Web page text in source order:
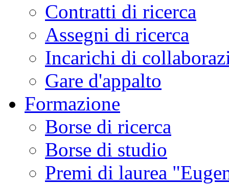
Contratti di ricerca
Assegni di ricerca
Incarichi di
Gare d'appalto
Formazione
Borse di ricerca
Borse di studio
Premi di laurea